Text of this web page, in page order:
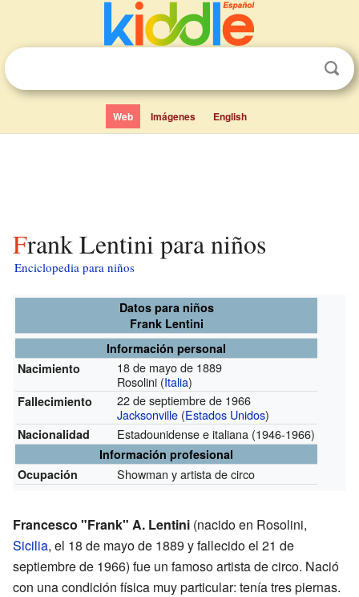
Web Imágenes English
Frank Lentini para niños
Enciclopedia para niños
Datos para niños
Frank Lentini
Información personal
Nacimiento
18 de mayo de 1889
Rosolini (Italia)
Fallecimiento
22 de septiembre de 1966
Jacksonville (Estados Unidos)
Nacionalidad Estadounidense e italiana (1946-1966)
Información profesional
Ocupación
Showman y artista de circo
Francesco "Frank" A. Lentini (nacido en Rosolini,
Sicilia, el 18 de mayo de 1889 y fallecido el 21 de
septiembre de 1966) fue un famoso artista de circo. Nació
con una condición física muy particular: tenía tres piernas.